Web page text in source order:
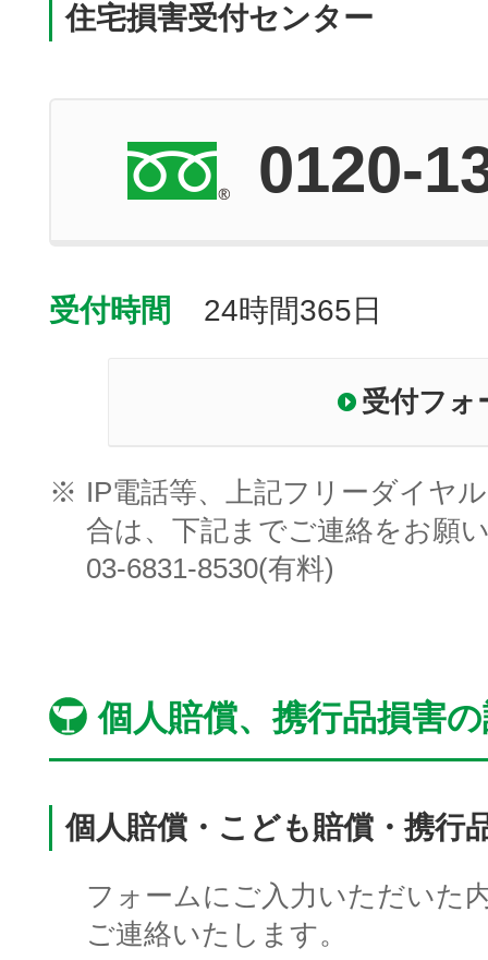
住宅損害受付センター
0120-
受付時間 24時間365日
受付フォ
※ IP電話等、上記フリーダイヤ
合は、下記までご連絡をお願
03-6831-8530(有料)
個人賠償、携行品損害
個人賠償・こども賠償・携行
フォームにご入力いただいた
ご連絡いたします。